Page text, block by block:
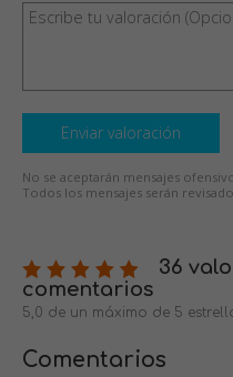
Enviar valoración
No se aceptarán mensajes
Todos los mensajes serán
36
comentarios
5,0 de un máximo de 5
Comentarios